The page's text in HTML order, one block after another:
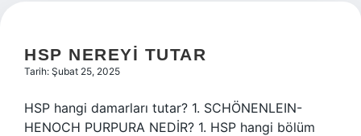
HSP NEREYI TUTAR
Tarih: Şubat 25, 2025
HSP hangi damarları tutar? 1. SCHÖNENLEIN-
HENOCH PURPURA NEDİR? 1. HSP hangi bölüm